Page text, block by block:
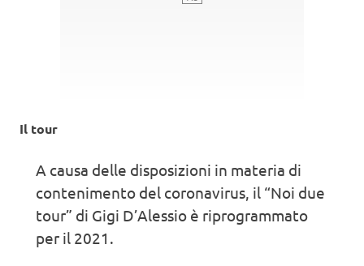
Il tour
A causa delle disposizioni in materia di
contenimento del coronavirus, il “Noi due
tour” di Gigi D’Alessio è riprogrammato
per il 2021.